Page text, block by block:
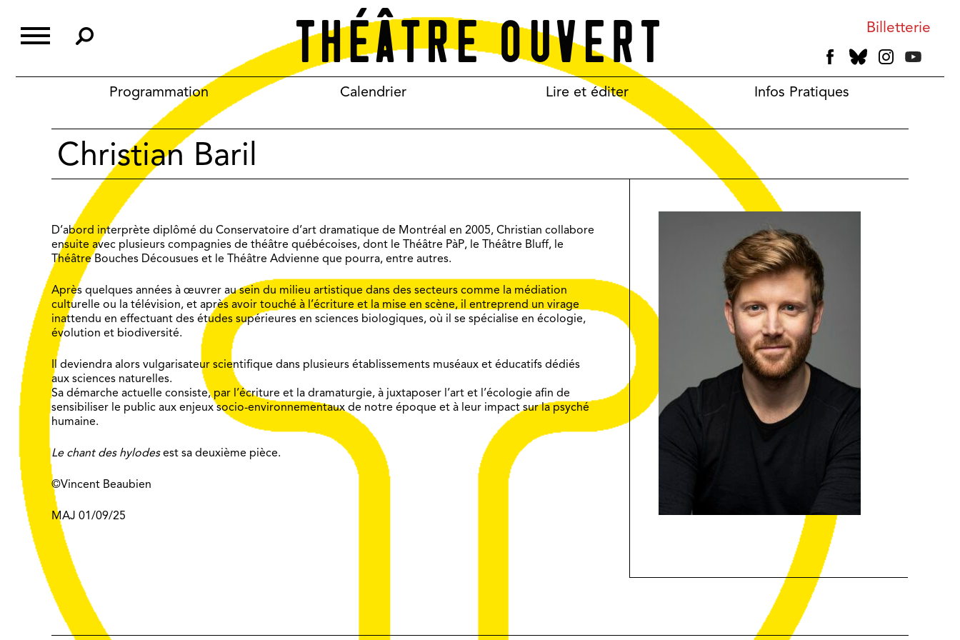
content
Billetterie
Programmation Calendrier Lire et éditer Infos Pratiques
Christian Baril
D’abord interprète diplômé du Conservatoire d’art dramatique de Montréal en 2005, Christian collabore
ensuite avec plusieurs compagnies de théâtre québécoises, dont le Théâtre PàP, le Théâtre Bluff, le
Théâtre Bouches Décousues et le Théâtre Advienne que pourra, entre autres.
Après quelques années à œuvrer au sein du milieu artistique dans des secteurs comme la médiation
culturelle ou la télévision, et après avoir touché à l’écriture et la mise en scène, il entreprend un virage
inattendu en effectuant des études supérieures en sciences biologiques, où il se spécialise en écologie,
évolution et biodiversité.
Il deviendra alors vulgarisateur scientifique dans plusieurs établissements muséaux et éducatifs dédiés
aux sciences naturelles.
Sa démarche actuelle consiste, par l’écriture et la dramaturgie, à juxtaposer l’art et l’écologie afin de
sensibiliser le public aux enjeux socio-environnementaux de notre époque et à leur impact sur la psyché
humaine.
Le chant des hylodesest sa deuxième pièce.
©Vincent Beaubien
MAJ 01/09/25